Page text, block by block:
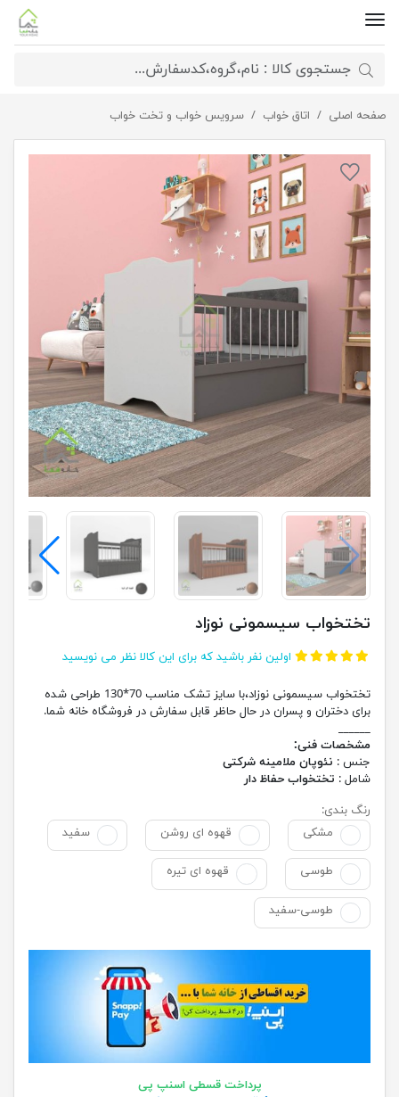
صفحه اصلی اتاق خواب سرویس خواب و تخت خواب تختخواب سیسمونی نوزاد
تختخواب سیسمونی نوزاد
اولین نفر باشید که برای این کالا نظر می نویسید
تختخواب سیسمونی نوزاد،با سایز تشک مناسب 70*130 طراحی شده
برای دختران و پسران در حال حاظر قابل سفارش در فروشگاه خانه شما.
______
مشخصات فنی:
جنس : نئوپان ملامینه شرکتی
شامل : تختخواب حفاظ دار
رنگ بندی:
مشکی
قهوه ای روشن سفید
طوسی قهوه ای تیره
طوسی-سفید
پرداخت قسطی اسنپ پی